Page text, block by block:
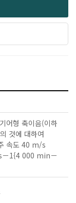
어형 축이음(이하
것에 대하여
속도 40 m/s
－1{4 000 min－